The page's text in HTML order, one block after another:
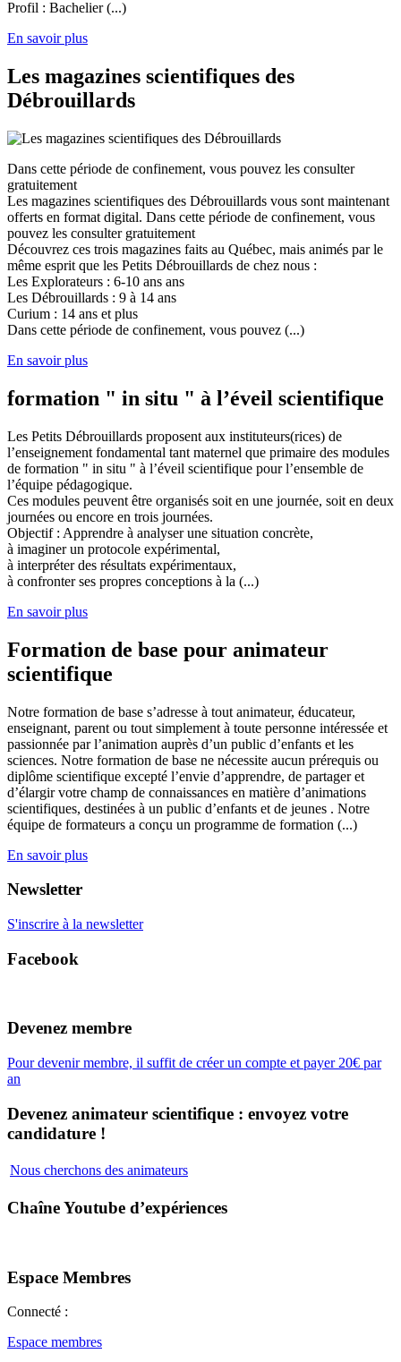
Profil : Bachelier (...)
En savoir plus
Les magazines scientifiques des
Débrouillards
Dans cette période de confinement, vous pouvez les consulter
gratuitement
Les magazines scientifiques des Débrouillards vous sont maintenant
offerts en format digital. Dans cette période de confinement, vous
pouvez les consulter gratuitement
Découvrez ces trois magazines faits au Québec, mais animés par le
même esprit que les Petits Débrouillards de chez nous :
Les Explorateurs : 6-10 ans ans
Les Débrouillards : 9 à 14 ans
Curium : 14 ans et plus
Dans cette période de confinement, vous pouvez (...)
En savoir plus
formation " in situ " à l’éveil scientifique
Les Petits Débrouillards proposent aux instituteurs(rices) de
l’enseignement fondamental tant maternel que primaire des modules
de formation " in situ " à l’éveil scientifique pour l’ensemble de
l’équipe pédagogique.
Ces modules peuvent être organisés soit en une journée, soit en deux
journées ou encore en trois journées.
Objectif : Apprendre à analyser une situation concrète,
à imaginer un protocole expérimental,
à interpréter des résultats expérimentaux,
à confronter ses propres conceptions à la (...)
En savoir plus
Formation de base pour animateur
scientifique
Notre formation de base s’adresse à tout animateur, éducateur,
enseignant, parent ou tout simplement à toute personne intéressée et
passionnée par l’animation auprès d’un public d’enfants et les
sciences. Notre formation de base ne nécessite aucun prérequis ou
diplôme scientifique excepté l’envie d’apprendre, de partager et
d’élargir votre champ de connaissances en matière d’animations
scientifiques, destinées à un public d’enfants et de jeunes . Notre
équipe de formateurs a conçu un programme de formation (...)
En savoir plus
Newsletter
S'inscrire à la newsletter
Facebook
Devenez membre
Pour devenir membre, il suffit de créer un compte et payer 20€ par
an
Devenez animateur scientifique : envoyez votre
candidature !
Nous cherchons des animateurs
Chaîne Youtube d’expériences
Espace Membres
Connecté :
Espace membres